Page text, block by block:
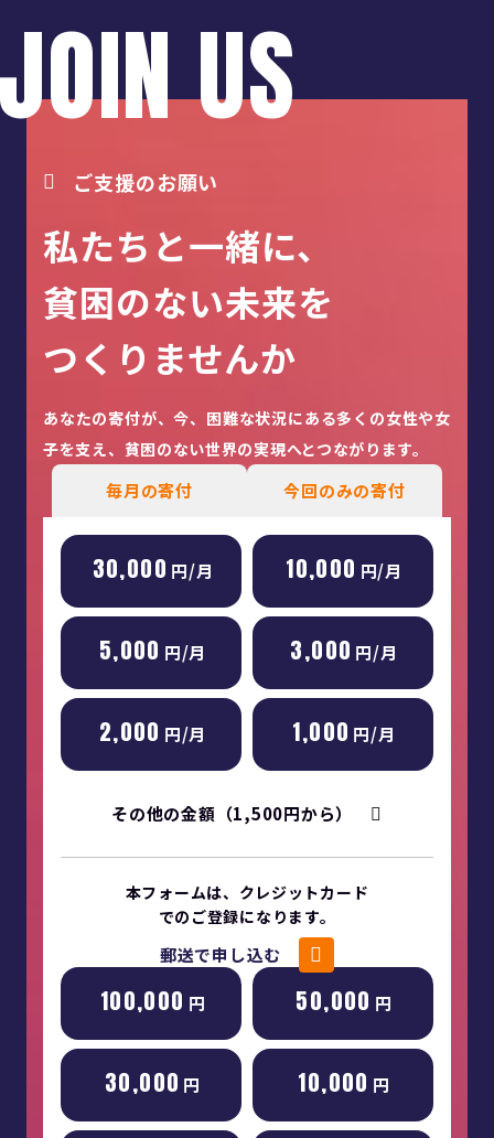
US
ご支援のお願い
私たちと一緒に、
貧困のない未来を
つくりませんか
あなたの寄付が、今、困難な状況にある多くの女性や女
子を支え、貧困のない世界の実現へとつながります。
毎月の寄付 今回のみの寄付
30,000 円/月 10,000 円/月
5,000 円/月 3,000 円/月
2,000 円/月 1,000 円/月
その他の金額（1,500円から）
本フォームは、クレジットカード
でのご登録になります。
郵送で申し込む
100,000 円 50,000 円
30,000 円 10,000 円